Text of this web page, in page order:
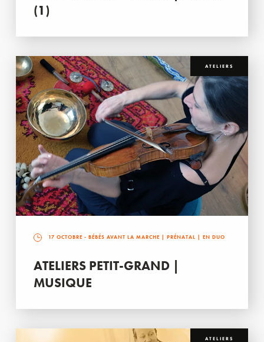
(1)
ATELIERS
17 OCTOBRE - BÉBÉS AVANT LA MARCHE | PRÉNATAL | EN DUO
ATELIERS PETIT-GRAND |
MUSIQUE
ATELIERS